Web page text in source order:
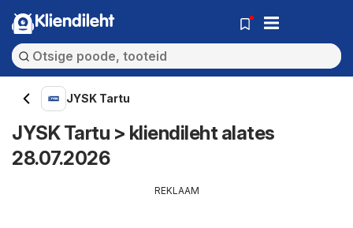
Kliendileht
JYSK Tartu
JYSK Tartu > kliendileht alates
28.07.2026
REKLAAM